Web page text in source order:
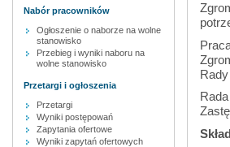
Nabór pracowników
Ogłoszenie o naborze na wolne
stanowisko
Przebieg i wyniki naboru na
wolne stanowisko
Przetargi i ogłoszenia
Przetargi
Wyniki postępowań
Zapytania ofertowe
Wyniki zapytań ofertowych